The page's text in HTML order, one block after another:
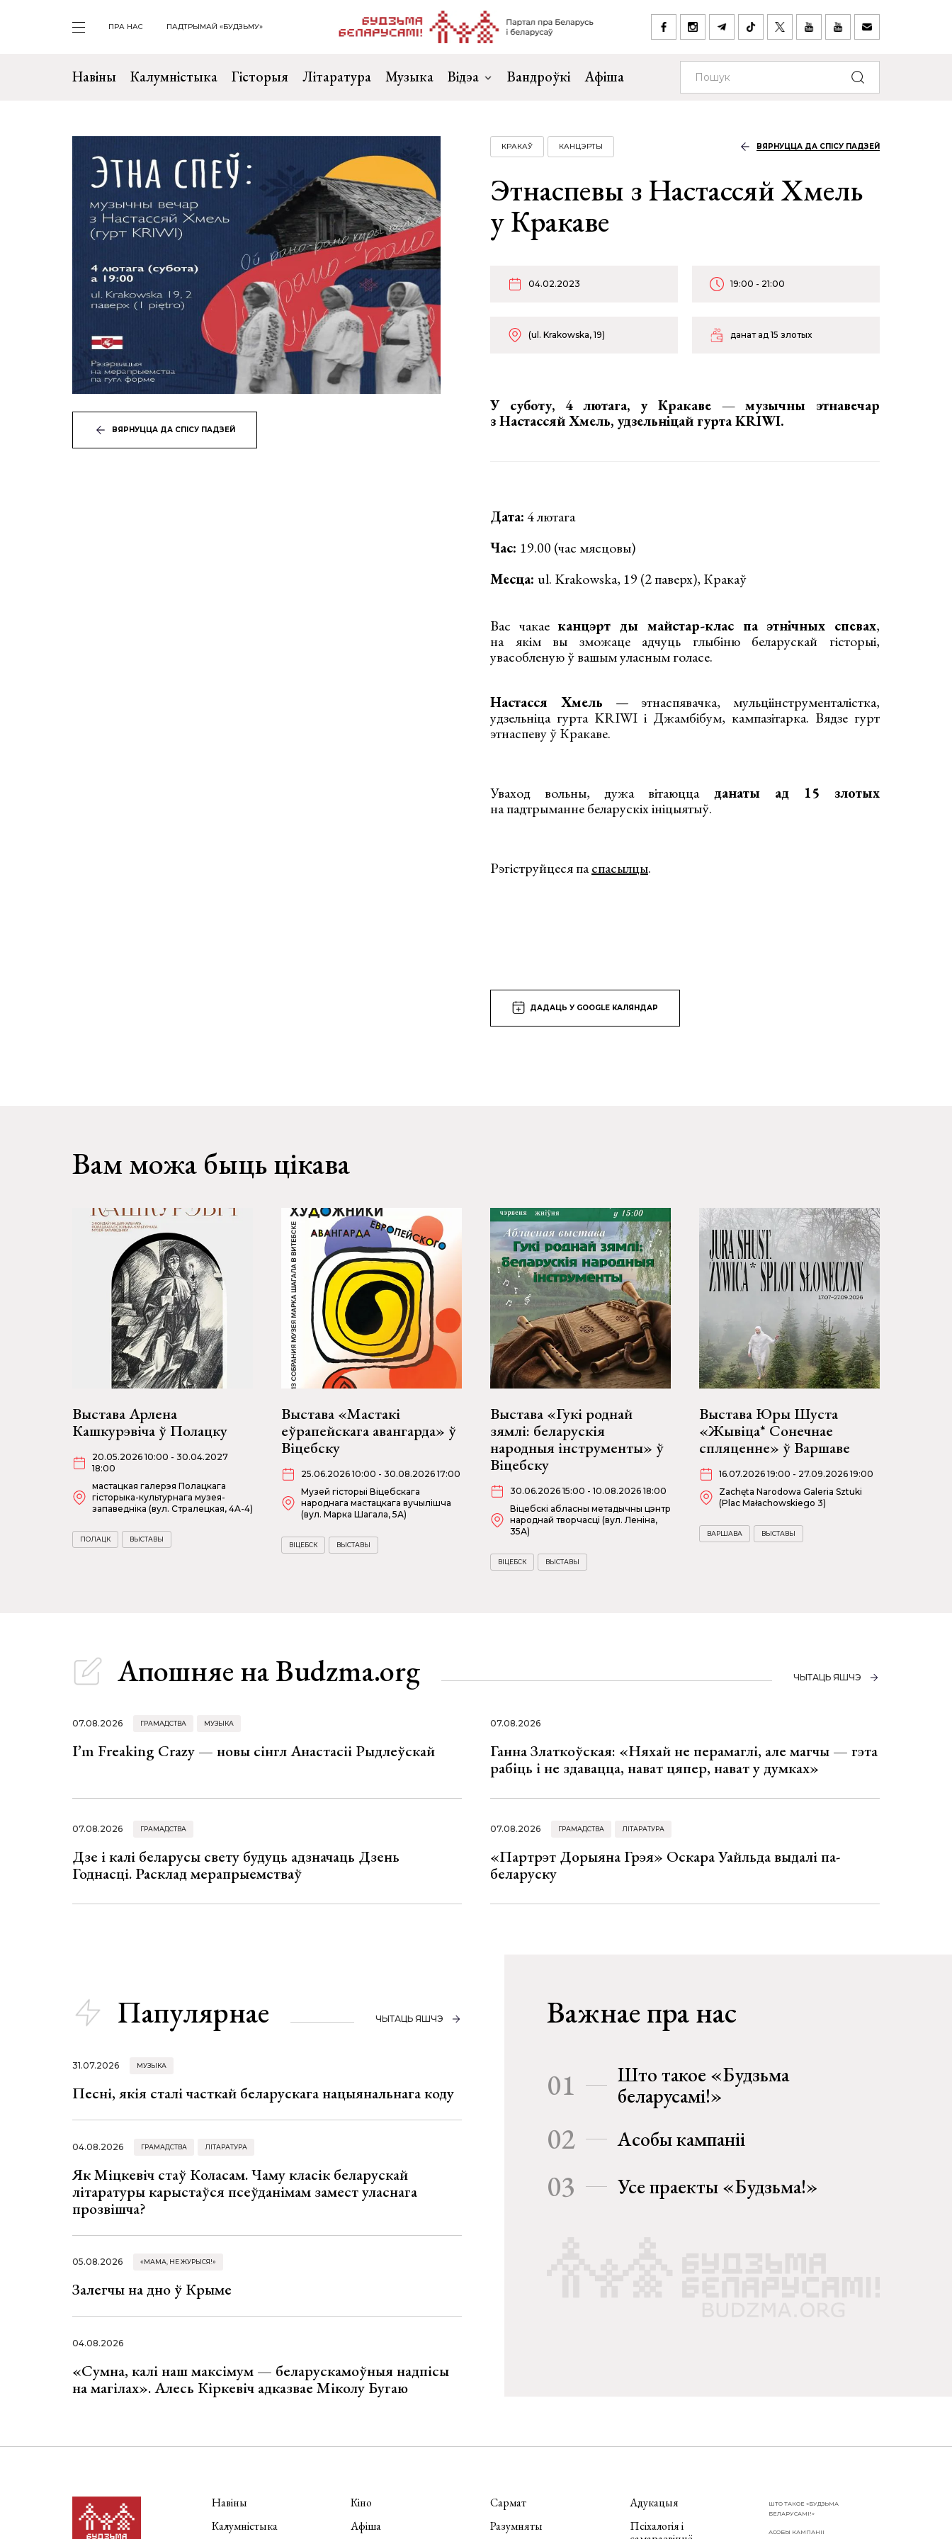
ПРА НАС ПАДТРЫМАЙ «БУДЗЬМУ»
Навіны Калумністыка Гісторыя Літаратура Музыка Відэа Вандроўкі Афіша
ВЯРНУЦЦА ДА СПІСУ ПАДЗЕЙ
КРАКАЎ КАНЦЭРТЫ ВЯРНУЦЦА ДА СПІСУ ПАДЗЕЙ
Этнаспевы з Настассяй Хмель
у Кракаве
04.02.2023 19:00 - 21:00
(ul. Krakowska, 19) данат ад 15 злотых
У суботу, 4 лютага, у Кракаве —музычны этнавечар
з Настассяй Хмель, удзельніцай гурта KRIWI.
Дата:4 лютага
Час: 19.00 (час мясцовы)
Месца: ul. Krakowska, 19 (2 паверх), Кракаў
Вас чакаеканцэрт ды майстар-клас па этнічных спевах,
на якім вы зможаце адчуць глыбіню беларускай гісторыі,
увасобленую ў вашым уласным голасе.
Настасся Хмель — этнаспявачка, мульціінструменталістка,
удзельніца гурта KRIWI і Джамбібум, кампазітарка. Вядзе гурт
этнаспеву ў Кракаве.
Уваход вольны, дужа вітаюцца данаты ад 15 злотых
на падтрыманне беларускіх ініцыятыў.
Рэгіструйцеся паспасылцы.
ДАДАЦЬ У GOOGLE КАЛЯНДАР
Вам можа быць цікава
Выстава Арлена
Кашкурэвіча ў Полацку
20.05.2026 10:00 - 30.04.2027
18:00
мастацкая галерэя Полацкага
гісторыка-культурнага музея-
запаведніка (вул. Стралецкая, 4A-4)
ПОЛАЦК ВЫСТАВЫ
Выстава «Мастакі
еўрапейскага авангарда» ў
Віцебску
25.06.2026 10:00 - 30.08.2026 17:00
Музей гісторыі Віцебскага
народнага мастацкага вучылішча
(вул. Марка Шагала, 5А)
ВІЦЕБСК ВЫСТАВЫ
Выстава «Гукі роднай
зямлі: беларускія
народныя інструменты» ў
Віцебску
30.06.2026 15:00 - 10.08.2026 18:00
Віцебскі абласны метадычны цэнтр
народнай творчасці (вул. Леніна,
35А)
ВІЦЕБСК ВЫСТАВЫ
Выстава Юры Шуста
«Жывіца* Сонечнае
спляценне» ў Варшаве
16.07.2026 19:00 - 27.09.2026 19:00
Zachęta Narodowa Galeria Sztuki
(Plac Małachowskiego 3)
ВАРШАВА ВЫСТАВЫ
Апошняе на Budzma.org ЧЫТАЦЬ ЯШЧЭ
07.08.2026 ГРАМАДСТВА МУЗЫКА
I’m Freaking Crazy — новы сінгл Анастасіі Рыдлеўскай
07.08.2026
Ганна Златкоўская: «Няхай не перамаглі, але магчы — гэта
рабіць і не здавацца, нават цяпер, нават у думках»
07.08.2026 ГРАМАДСТВА
Дзе і калі беларусы свету будуць адзначаць Дзень
Годнасці. Расклад мерапрыемстваў
07.08.2026 ГРАМАДСТВА ЛІТАРАТУРА
«Партрэт Дорыяна Грэя» Оскара Уайльда выдалі па-
беларуску
Папулярнае ЧЫТАЦЬ ЯШЧЭ
31.07.2026 МУЗЫКА
Песні, якія сталі часткай беларускага нацыянальнага коду
04.08.2026 ГРАМАДСТВА ЛІТАРАТУРА
Як Міцкевіч стаў Коласам. Чаму класік беларускай
літаратуры карыстаўся псеўданімам замест уласнага
прозвішча?
05.08.2026 «МАМА, НЕ ЖУРЫСЯ!»
Залегчы на дно ў Крыме
04.08.2026
«Сумна, калі наш максімум — беларускамоўныя надпісы
на магілах». Алесь Кіркевіч адказвае Міколу Бугаю
Важнае пра нас
01
Што такое «Будзьма
беларусамі!»
02 Асобы кампаніі
03 Усе праекты «Будзьма!»
Навіны
Калумністыка
Кіно
Афіша
Сармат
Разумняты
Адукацыя
Псіхалогія і
ШТО ТАКОЕ «БУДЗЬМА
БЕЛАРУСАМІ!»
АСОБЫ КАМПАНІІ